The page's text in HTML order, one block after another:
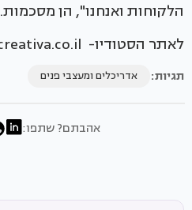
הלקוחות ואנחנו", הן מסכמות.
לאתר הסטודיו- http://www.creativa.co.il
תגיות: אדריכלים ומעצבי פנים
אהבתם? שתפו: